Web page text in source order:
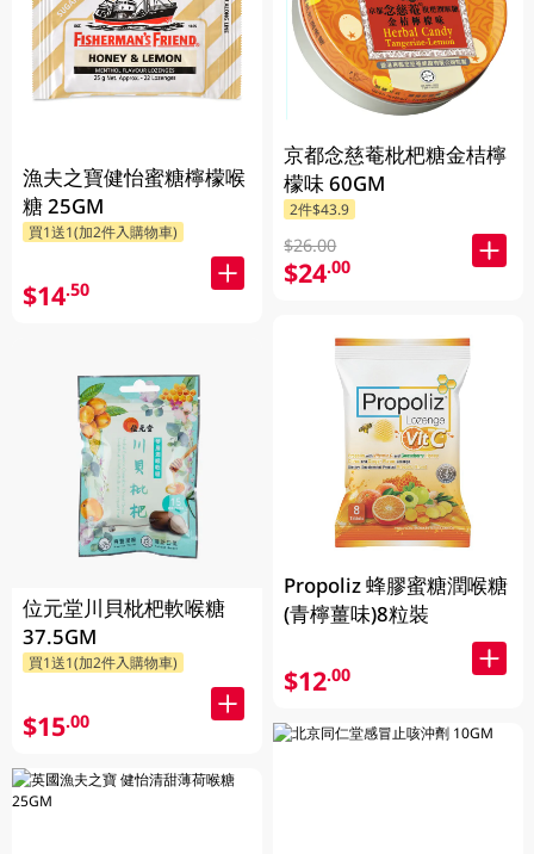
漁夫之寶健怡蜜糖檸檬喉
糖 25GM
買1送1(加2件入購物車)
$14.50
位元堂川貝枇杷軟喉糖
37.5GM
買1送1(加2件入購物車)
$15.00
京都念慈菴枇杷糖金桔檸
檬味 60GM
2件$43.9
$26.00
$24.00
Propoliz 蜂膠蜜糖潤喉糖
(青檸薑味)8粒裝
$12.00